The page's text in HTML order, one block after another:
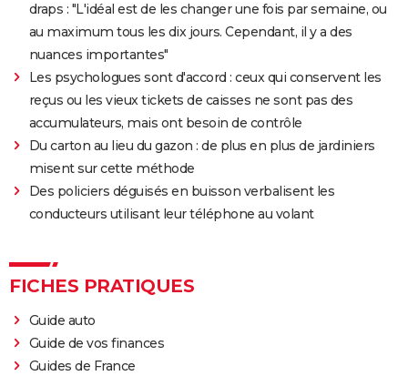
draps : "L'idéal est de les changer une fois par semaine, ou
au maximum tous les dix jours. Cependant, il y a des
nuances importantes"
Les psychologues sont d'accord : ceux qui conservent les
reçus ou les vieux tickets de caisses ne sont pas des
accumulateurs, mais ont besoin de contrôle
Du carton au lieu du gazon : de plus en plus de jardiniers
misent sur cette méthode
Des policiers déguisés en buisson verbalisent les
conducteurs utilisant leur téléphone au volant
FICHES PRATIQUES
Guide auto
Guide de vos finances
Guides de France